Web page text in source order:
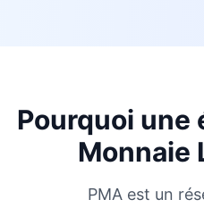
Pourquoi une
Monnaie
PMA est un